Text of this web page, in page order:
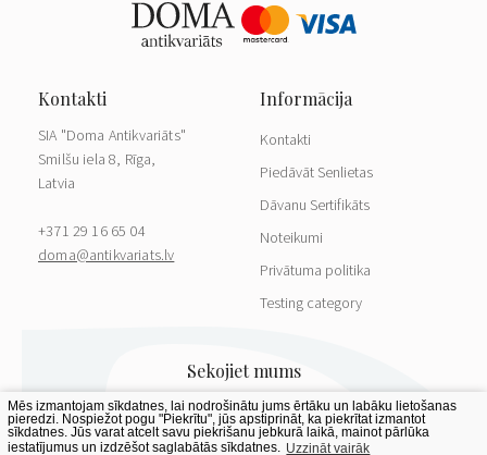
SIA "Doma Antikvariāts"
Smilšu iela 8, Rīga,
Latvia
+371 29 16 65 04
doma@antikvariats.lv
Kontakti
Piedāvāt Senlietas
Dāvanu Sertifikāts
Noteikumi
Privātuma politika
Testing category
Mēs izmantojam sīkdatnes, lai nodrošinātu jums ērtāku un labāku lietošanas
pieredzi. Nospiežot pogu "Piekrītu", jūs apstiprināt, ka piekrītat izmantot
sīkdatnes. Jūs varat atcelt savu piekrišanu jebkurā laikā, mainot pārlūka
iestatījumus un izdzēšot saglabātās sīkdatnes. Uzzināt vairāk